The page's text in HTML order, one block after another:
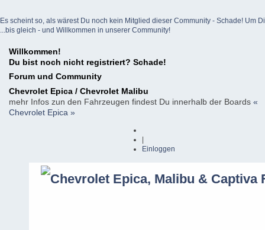
Es scheint so, als wärest Du noch kein Mitglied dieser Community - Schade! Um
...bis gleich - und Willkommen in unserer Community!
Willkommen!
Du bist noch nicht registriert? Schade!
Forum und Community
Chevrolet Epica / Chevrolet Malibu
mehr Infos zun den Fahrzeugen findest Du innerhalb der Boards «
Chevrolet Epica »
Einloggen